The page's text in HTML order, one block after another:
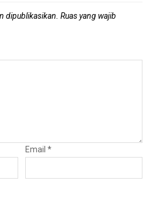
dipublikasikan. Ruas yang wajib
Email*